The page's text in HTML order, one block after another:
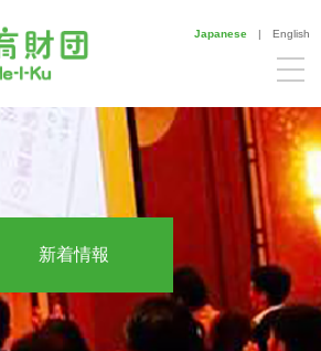
Japanese | English
新着情報